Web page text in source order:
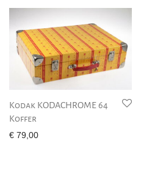
Kodak KODACHROME 64
Koffer
€ 79,00